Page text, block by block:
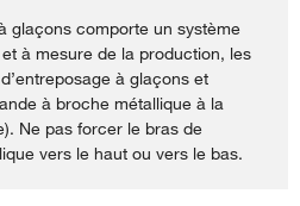
glaçons comporte un système
à mesure de la production, les
à glaçons et
à broche métallique à la
Ne pas forcer le bras de
vers le haut ou vers le bas.